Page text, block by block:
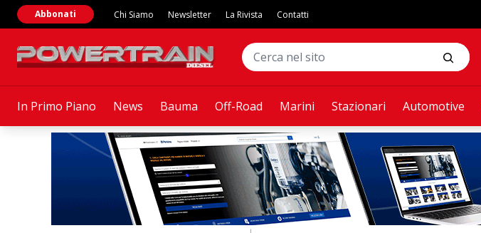
In Primo Piano News Bauma Off-Road Marini Stazionari Automotive
Abbonati Chi Siamo Newsletter La Rivista Contatti